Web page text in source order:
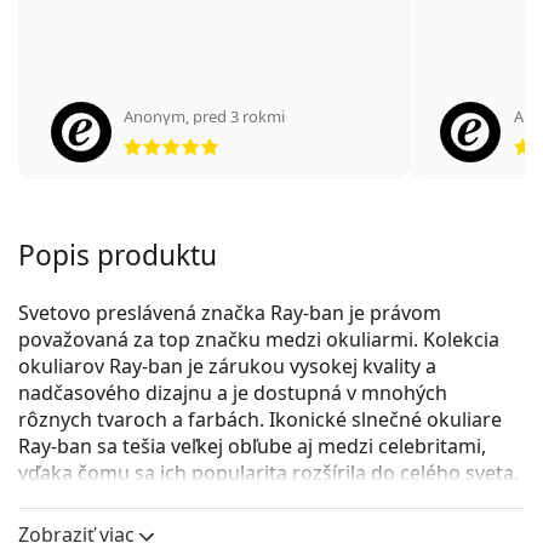
Anonym, pred 3 rokmi
Popis produktu
Svetovo preslávená značka Ray-ban je právom
považovaná za top značku medzi okuliarmi. Kolekcia
okuliarov Ray-ban je zárukou vysokej kvality a
nadčasového dizajnu a je dostupná v mnohých
rôznych tvaroch a farbách. Ikonické slnečné okuliare
Ray-ban sa tešia veľkej obľube aj medzi celebritami,
vďaka čomu sa ich popularita rozšírila do celého sveta.
Ray-Ban Clubmaster RB3016 W0365sú unisex slnečné
Zobraziť viac